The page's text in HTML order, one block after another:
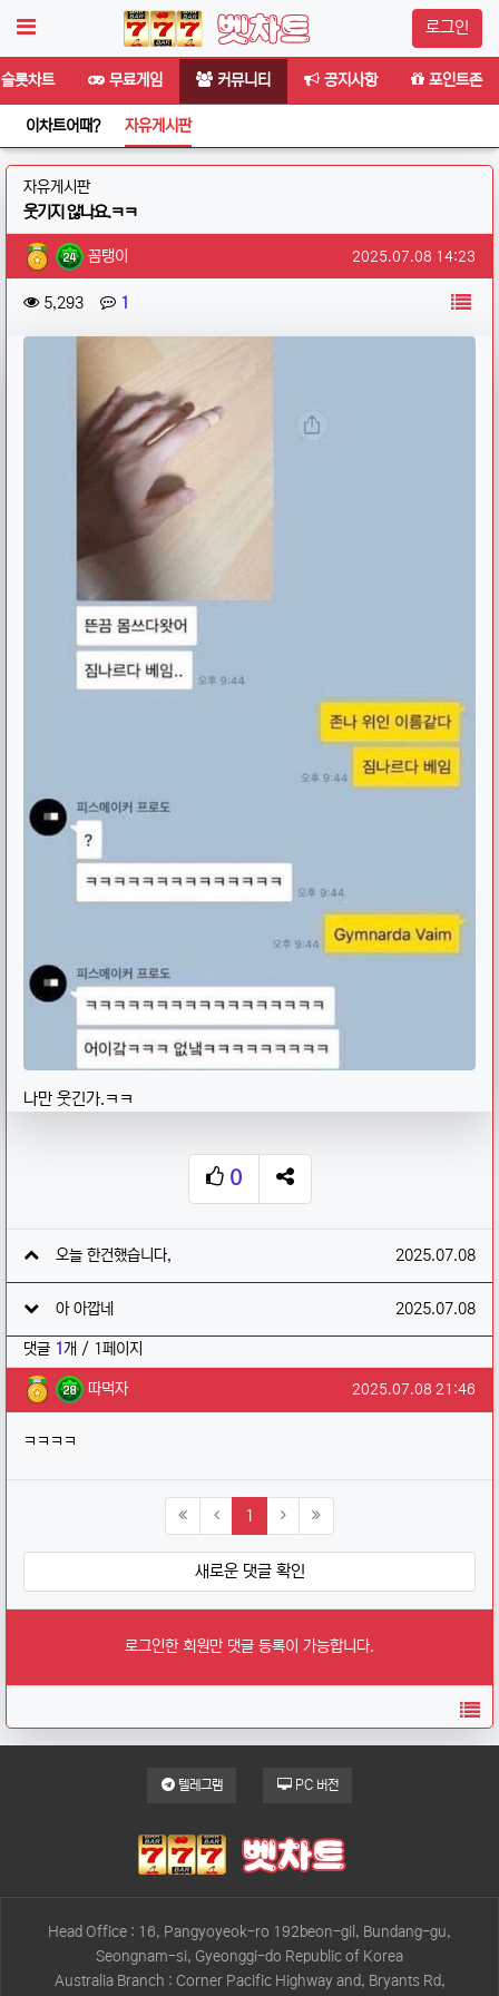
로그인
롯차트 무료게임 커뮤니티 공지사항 포인트존
이차트어때? 자유게시판
자유게시판분류
웃기지 않나요.ㅋㅋ
작성자 정보꼼탱이 작성일
2025.07.08 14:23
컨텐츠 정보
5,293조회 1 목록
본문
나만 웃긴가.ㅋㅋ
0
추천
SNS 공유
오늘 한건했습니다, 작성일
2025.07.08
아 아깝네 작성일
2025.07.08
댓글 1개 / 1페이지
따먹자님의 댓글
따먹자 작성일
2025.07.08 21:46
ㅋㅋㅋㅋ
1 (current)
새로운 댓글 확인
로그인한 회원만 댓글 등록이 가능합니다.
목
텔레그램 PC 버전
Head Office : 16, Pangyoyeok-ro 192beon-gil, Bundang-gu,
Seongnam-si, Gyeonggi-do Republic of Korea
Australia Branch : Corner Pacific Highway and, Bryants Rd,